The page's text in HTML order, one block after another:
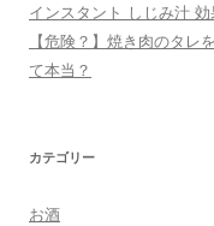
インスタント しじみ汁
【危険？】焼き肉のタレ
て本当？
カテゴリー
お酒